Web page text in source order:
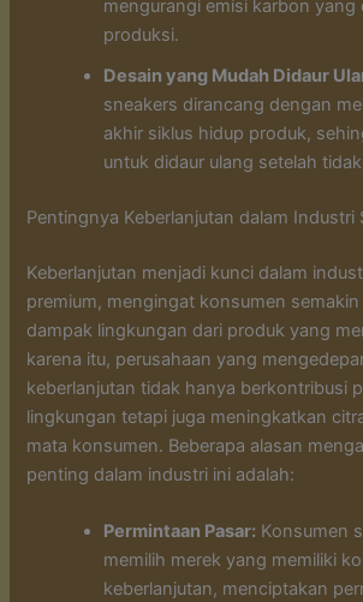
mengurangi emisi karbon yang
produksi.
Desain yang Mudah Didaur
sneakers dirancang dengan
akhir siklus hidup produk,
untuk didaur ulang setelah
Pentingnya Keberlanjutan dalam Industri
Keberlanjutan menjadi kunci dalam
premium, mengingat konsumen semakin
dampak lingkungan dari produk yang
karena itu, perusahaan yang
keberlanjutan tidak hanya berkontribusi
lingkungan tetapi juga meningkatkan
mata konsumen. Beberapa alasan
penting dalam industri ini adalah:
Permintaan Pasar: Konsumen
memilih merek yang memiliki
keberlanjutan, menciptakan